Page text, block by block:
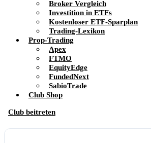
Broker Vergleich
Investition in ETFs
Kostenloser ETF-Sparplan
Trading-Lexikon
Prop-Trading
Apex
FTMO
EquityEdge
FundedNext
SabioTrade
Club Shop
Club beitreten